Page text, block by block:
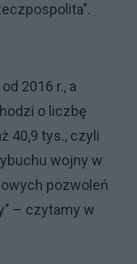
2016 r., a
o liczbę
40,9 tys., czyli
wojny w
pozwoleń
– czytamy w